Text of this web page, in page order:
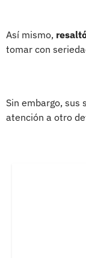
Así mismo,
tomar con
Sin embargo, sus
atención a otro